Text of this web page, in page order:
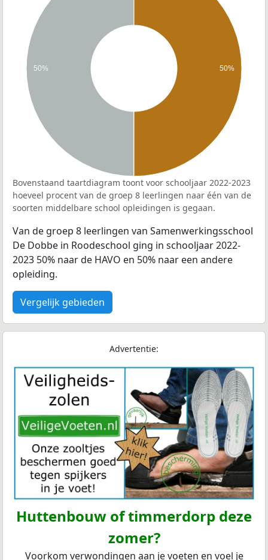
50% 50%
Bovenstaand taartdiagram toont voor schooljaar 2022-2023
hoeveel procent van de groep 8 leerlingen naar één van de
soorten middelbare school opleidingen is gegaan.
Van de groep 8 leerlingen van Samenwerkingsschool
De Dobbe in Roodeschool ging in schooljaar 2022-
2023 50% naar de HAVO en 50% naar een andere
opleiding.
Vergelijk gebieden
Advertentie:
Huttenbouw of timmerdorp deze
zomer?
Voorkom verwondingen aan je voeten en voel je